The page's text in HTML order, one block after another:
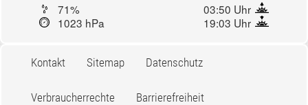
71%
03:50 Uhr
1023 hPa
19:03 Uhr
Kontakt Sitemap Datenschutz
Verbraucherrechte Barrierefreiheit